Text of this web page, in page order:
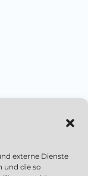
externe Dienste
und die so